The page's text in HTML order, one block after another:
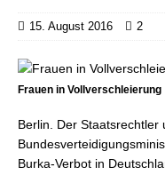
15. August 2016 2
Frauen in Vollverschleierung
Berlin. Der Staatsrechtler
Burka-Verbot in